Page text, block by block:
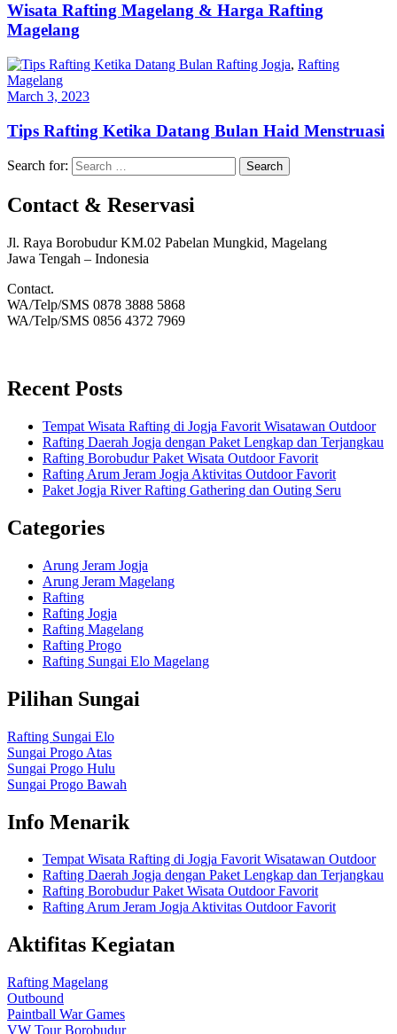
Wisata Rafting Magelang & Harga Rafting
Magelang
Rafting Jogja, Rafting
Magelang
March 3, 2023
Tips Rafting Ketika Datang Bulan Haid Menstruasi
Search for:
Contact & Reservasi
Jl. Raya Borobudur KM.02 Pabelan Mungkid, Magelang
Jawa Tengah – Indonesia
Contact.
WA/Telp/SMS 0878 3888 5868
WA/Telp/SMS 0856 4372 7969
Recent Posts
Tempat Wisata Rafting di Jogja Favorit Wisatawan Outdoor
Rafting Daerah Jogja dengan Paket Lengkap dan Terjangkau
Rafting Borobudur Paket Wisata Outdoor Favorit
Rafting Arum Jeram Jogja Aktivitas Outdoor Favorit
Paket Jogja River Rafting Gathering dan Outing Seru
Categories
Arung Jeram Jogja
Arung Jeram Magelang
Rafting
Rafting Jogja
Rafting Magelang
Rafting Progo
Rafting Sungai Elo Magelang
Pilihan Sungai
Rafting Sungai Elo
Sungai Progo Atas
Sungai Progo Hulu
Sungai Progo Bawah
Info Menarik
Tempat Wisata Rafting di Jogja Favorit Wisatawan Outdoor
Rafting Daerah Jogja dengan Paket Lengkap dan Terjangkau
Rafting Borobudur Paket Wisata Outdoor Favorit
Rafting Arum Jeram Jogja Aktivitas Outdoor Favorit
Aktifitas Kegiatan
Rafting Magelang
Outbound
Paintball War Games
VW Tour Borobudur